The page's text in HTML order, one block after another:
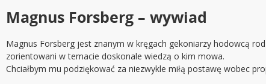
Magnus Forsberg – wywiad
Magnus Forsberg jest znanym w kręgach gekoniarzy hodowcą
zorientowani w temacie doskonale wiedzą o kim mowa.
Chciałbym mu podziękować za niezwykle miłą postawę wobec